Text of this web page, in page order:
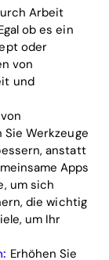
Arbeit
ob es ein
oder
von
und
Werkzeuge
anstatt
Apps
um sich
die wichtig
um Ihr
Erhöhen Sie